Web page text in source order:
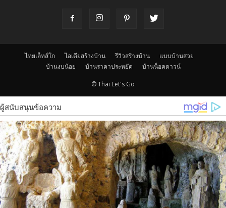
ไทยเล็ทส์โก ไอเดียสร้างบ้าน รีวิวสร้างบ้าน
แบบบ้านสวย
บ้านงบน้อย
บ้านราคาประหยัด บ้านน็อคดาวน์
© Thai Let's Go